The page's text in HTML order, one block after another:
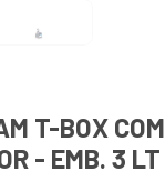
T-BOX COM
- EMB. 3 LT